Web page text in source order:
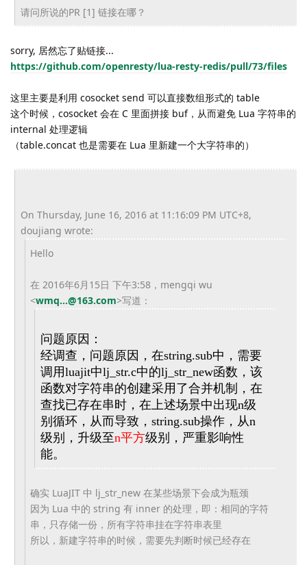
请问所说的PR [1] 链接在哪？
sorry, 居然忘了贴链接...
https://github.com/openresty/lua-resty-redis/pull/73/files
这里主要是利用 cosocket send 可以直接数组形式的 table
这个时候，cosocket 会在 C 里面拼接 buf，从而避免 Lua 字符串的
internal 处理逻辑
（table.concat 也是需要在 Lua 里新建一个大字符串的）
On Thursday, June 16, 2016 at 11:16:09 PM UTC+8,
doujiang wrote:
Hello
在 2016年6月15日 下午3:58，mengqi wu
<wmq...@163.com>写道：
问题原因：
经调查，问题原因，在string.sub中，需要
调用luajit中lj_str.c中的lj_str_new函数， 该
函数对字符串的创建采用了合并机制，在
查找已存在串时， 在上述场景中出现n级
别循环，从而导致，string.sub操作，从n
级别，升级至n平方级别，严重影响性
能。
确实 LuaJIT 中 lj_str_new 在某些场景下会成为瓶颈
因为 Lua 中的 string 有 inner 的处理，即：相同的字符
串，只存储一份，所有字符串挂在字符串表里
所以，新建字符串的时候，需要先判断时候已经存在